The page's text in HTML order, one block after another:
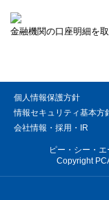
金融機関の口座明細を
個人情報保護方針
情報セキュリティ基本方
会社情報・採用・IR
ピー・シー・
Copyright